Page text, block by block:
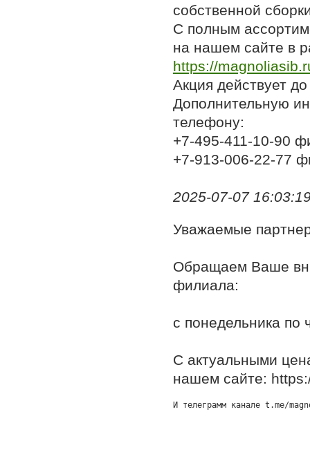
собственной
С полным
на нашем сайте в
https://
Акция действует
Дополнительную
телефону:
+7-495-411-10-90
+7-913-006-22-77
2025-07-07
Уважаемые
Обращаем Ваше
филиала:
с понедельника по
С актуальными
нашем сайте: